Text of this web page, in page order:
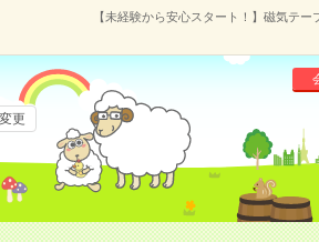
【未経験から安心スタート！】磁気テ
更